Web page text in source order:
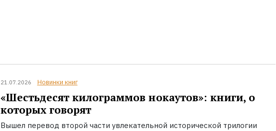
21.07.2026 Новинки книг
«Шестьдесят килограммов нокаутов»: книги, о
которых говорят
Вышел перевод второй части увлекательной исторической трилогии